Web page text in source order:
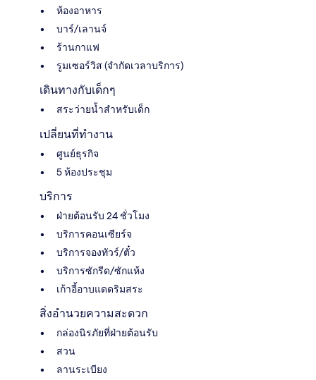
ห้องอาหาร
บาร์/เลานจ์
ร้านกาแฟ
รูมเซอร์วิส (จำกัดเวลาบริการ)
เดินทางกับเด็กๆ
สระว่ายน้ำสำหรับเด็ก
เปลี่ยนที่ทำงาน
ศูนย์ธุรกิจ
5 ห้องประชุม
บริการ
ฝ่ายต้อนรับ 24 ชั่วโมง
บริการคอนเซียร์จ
บริการจองทัวร์/ตั๋ว
บริการซักรีด/ซักแห้ง
เก้าอี้อาบแดดริมสระ
สิ่งอำนวยความสะดวก
กล่องนิรภัยที่ฝ่ายต้อนรับ
สวน
ลานระเบียง